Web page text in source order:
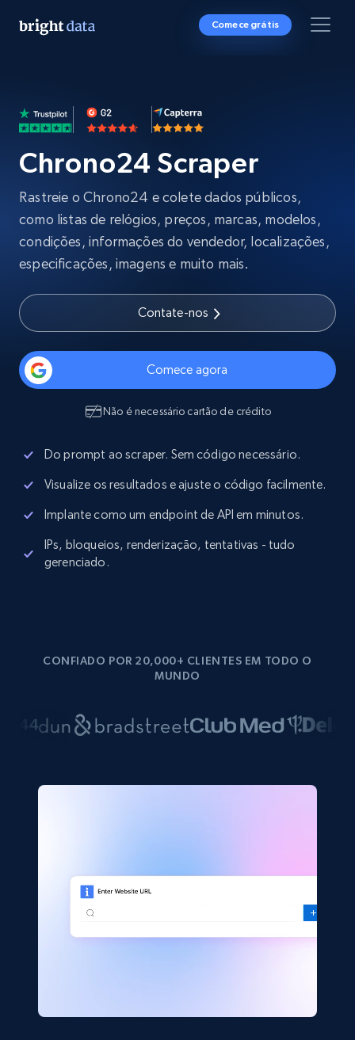
Comece grátis
Chrono24 Scraper
Rastreie o Chrono24 e colete dados públicos,
como listas de relógios, preços, marcas, modelos,
condições, informações do vendedor, localizações,
especificações, imagens e muito mais.
Contate-nos
Comece agora
Não é necessário cartão de crédito
Do prompt ao scraper. Sem código necessário.
Visualize os resultados e ajuste o código facilmente.
Implante como um endpoint de API em minutos.
IPs, bloqueios, renderização, tentativas - tudo
gerenciado.
CONFIADO POR 20,000+ CLIENTES EM TODO O
MUNDO